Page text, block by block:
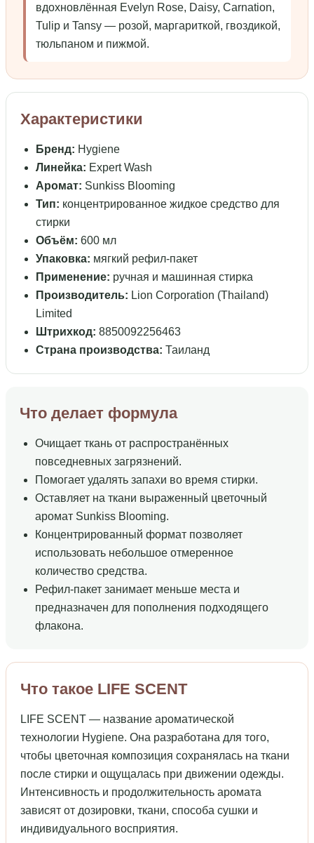
вдохновлённая Evelyn Rose, Daisy, Carnation,
Tulip и Tansy — розой, маргариткой, гвоздикой,
тюльпаном и пижмой.
Характеристики
Бренд: Hygiene
Линейка: Expert Wash
Аромат: Sunkiss Blooming
Тип: концентрированное жидкое средство для
стирки
Объём: 600 мл
Упаковка: мягкий рефил-пакет
Применение: ручная и машинная стирка
Производитель: Lion Corporation (Thailand)
Limited
Штрихкод: 8850092256463
Страна производства: Таиланд
Что делает формула
Очищает ткань от распространённых
повседневных загрязнений.
Помогает удалять запахи во время стирки.
Оставляет на ткани выраженный цветочный
аромат Sunkiss Blooming.
Концентрированный формат позволяет
использовать небольшое отмеренное
количество средства.
Рефил-пакет занимает меньше места и
предназначен для пополнения подходящего
флакона.
Что такое LIFE SCENT
LIFE SCENT — название ароматической
технологии Hygiene. Она разработана для того,
чтобы цветочная композиция сохранялась на ткани
после стирки и ощущалась при движении одежды.
Интенсивность и продолжительность аромата
зависят от дозировки, ткани, способа сушки и
индивидуального восприятия.